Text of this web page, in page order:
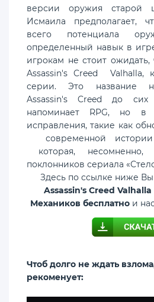
версии оружия старой
Исмаила предполагает,
всего потенциала
определенный навык в
игрокам не стоит
Assassin's Creed Valhalla,
серии. Это название
Assassin's Creed до
напоминает RPG, но
исправления, такие как
современной истории
которая, несомненно,
поклонников сериала
Здесь по ссылке ниже
Assassin's Creed
Механиков бесплатнои
Чтоб долго не ждать
рекоменует: